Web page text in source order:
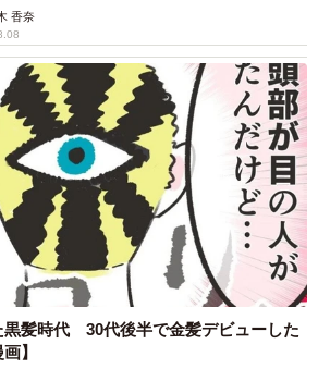
」
香奈
黒髪時代 30代後半で金髪デビューした
】